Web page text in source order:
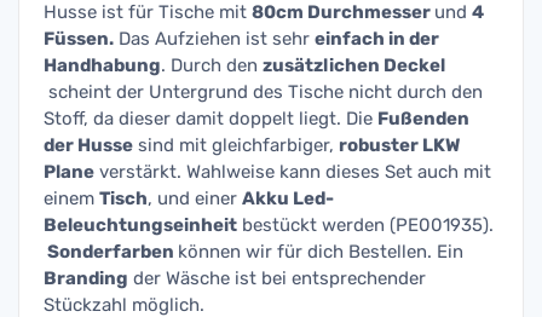
Husse ist für Tische mit 80cm Durchmesser und 4
Füssen. Das Aufziehen ist sehr einfach in der
Handhabung. Durch den zusätzlichen Deckel
scheint der Untergrund des Tische nicht durch den
Stoff, da dieser damit doppelt liegt. Die Fußenden
der Husse sind mit gleichfarbiger, robuster LKW
Plane verstärkt. Wahlweise kann dieses Set auch mit
einem Tisch, und einer Akku Led-
Beleuchtungseinheit bestückt werden (PE001935).
Sonderfarben können wir für dich Bestellen. Ein
Branding der Wäsche ist bei entsprechender
Stückzahl möglich.